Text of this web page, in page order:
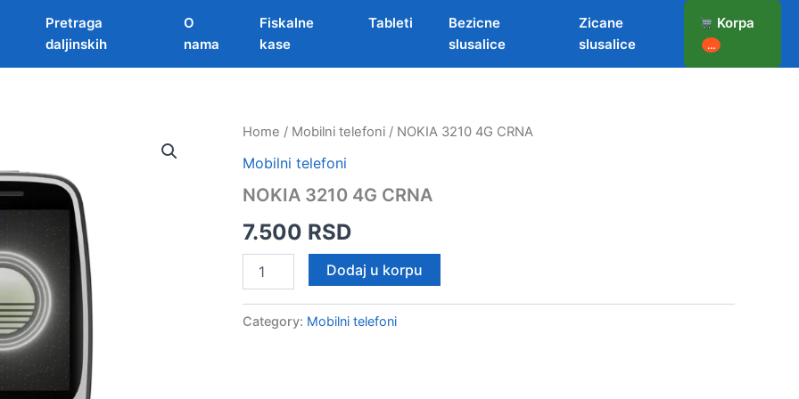
Pretraga
daljinskih
O
nama
Fiskalne
kase
Tableti
Bezicne
slusalice
Zicane
slusalice
Korpa
...
Home / Mobilni telefoni / NOKIA 3210 4G CRNA
Mobilni telefoni
NOKIA 3210 4G CRNA
7.500 RSD
3210
CRNA
quantity
Dodaj u korpu
Category: Mobilni telefoni